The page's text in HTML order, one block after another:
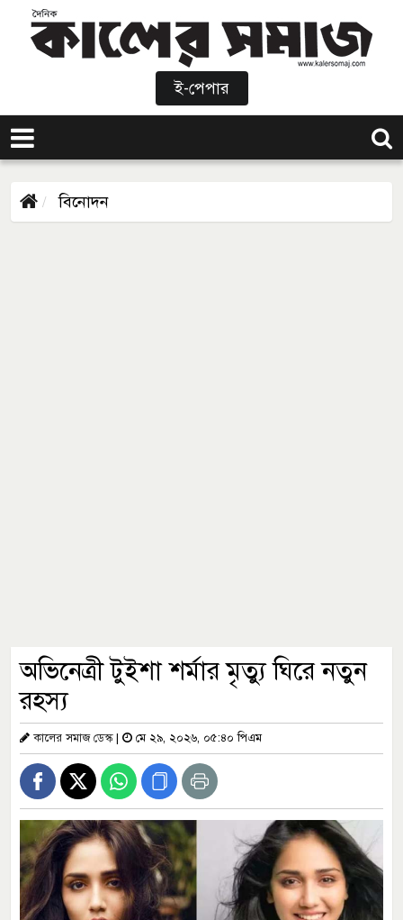
ই-পেপার
বিনোদন
অভিনেত্রী টুইশা শর্মার মৃত্যু ঘিরে নতুন
রহস্য
কালের সমাজ ডেস্ক| মে ২৯, ২০২৬, ০৫:৪০ পিএম